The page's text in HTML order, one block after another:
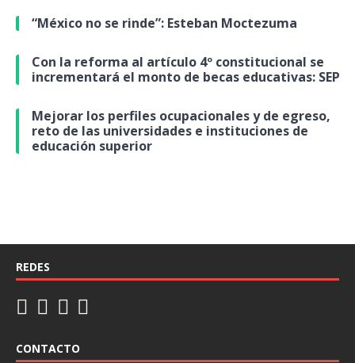
“México no se rinde”: Esteban Moctezuma
Con la reforma al artículo 4º constitucional se
incrementará el monto de becas educativas: SEP
Mejorar los perfiles ocupacionales y de egreso,
reto de las universidades e instituciones de
educación superior
REDES
CONTACTO